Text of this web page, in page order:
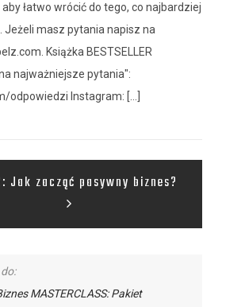
aby łatwo wrócić do tego, co najbardziej
Jeżeli masz pytania napisz na
Książka BESTSELLER
najważniejsze pytania":
odpowiedzi Instagram: [...]
Jak zacząć pasywny biznes?
MASTERCLASS: Pakiet